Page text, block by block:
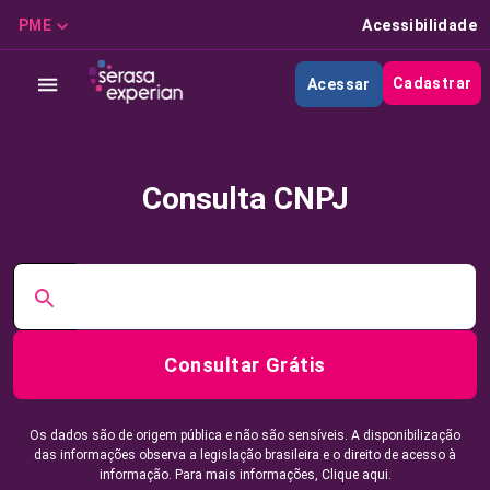
PME Acessibilidade
Acessar Cadastrar
Consulta CNPJ
Consultar Grátis
Os dados são de origem pública e não são sensíveis. A disponibilização
das informações observa a legislação brasileira e o direito de acesso à
informação. Para mais informações, Clique aqui.